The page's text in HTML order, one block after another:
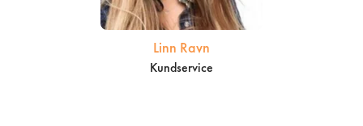
Linn Ravn
Kundservice